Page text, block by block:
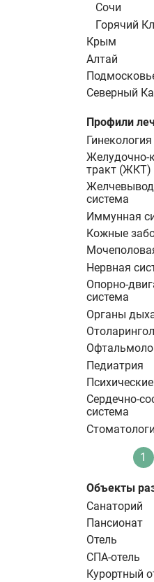
Сочи
Горячий
Крым
Алтай
Северный
Профили
Гинекология
Желудочно-
тракт (ЖКТ)
система
Иммунная
Кожные
Нервная
Опорно-
система
Органы
Педиатрия
Сердечно-
система
Нумерация
страниц
1
Объекты
Санаторий
Пансионат
Отель
СПА-отель
Курортный